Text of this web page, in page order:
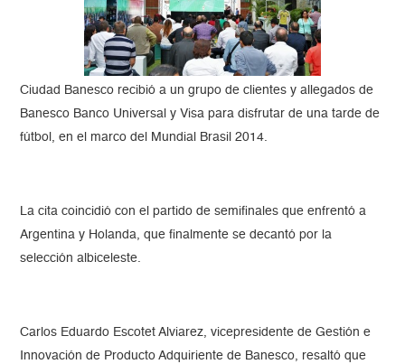
Ciudad Banesco recibió a un grupo de clientes y allegados de
Banesco Banco Universal y Visa para disfrutar de una tarde de
fútbol, en el marco del Mundial Brasil 2014.
La cita coincidió con el partido de semifinales que enfrentó a
Argentina y Holanda, que finalmente se decantó por la
selección albiceleste.
Carlos Eduardo Escotet Alviarez, vicepresidente de Gestión e
Innovación de Producto Adquiriente de Banesco, resaltó que